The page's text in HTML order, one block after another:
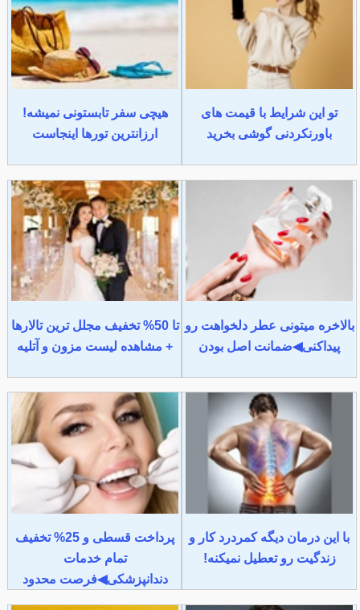
تو این شرایط با قیمت های
باورنکردنی گوشی بخرید
هیچی سفر تابستونی نمیشه!
ارزانترین تورها اینجاست
بالاخره میتونی عطر دلخواهت رو
پیداکنی◀ضمانت اصل بودن
تا 50% تخفیف مجلل ترین تالارها
+ مشاهده لیست مزون و آتلیه
با این درمان دیگه کمردرد کار و
زندگیت رو تعطیل نمیکنه!
پرداخت قسطی و 25% تخفیف
تمام خدمات
دندانپزشکی◀فرصت محدود